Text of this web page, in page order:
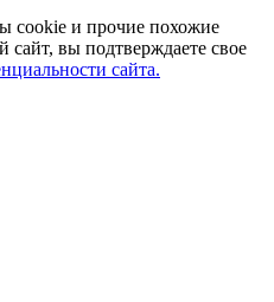
cookie и прочие похожие
сайт, вы подтверждаете свое
сайта.